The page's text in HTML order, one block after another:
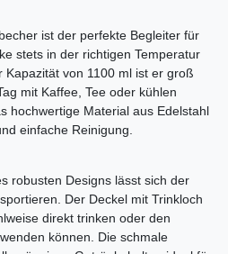
ist der perfekte Begleiter für
stets in der richtigen Temperatur
von 1100 ml ist er groß
mit Kaffee, Tee oder kühlen
hochwertige Material aus Edelstahl
einfache Reinigung.
robusten Designs lässt sich der
Der Deckel mit Trinkloch
direkt trinken oder den
können. Die schmale